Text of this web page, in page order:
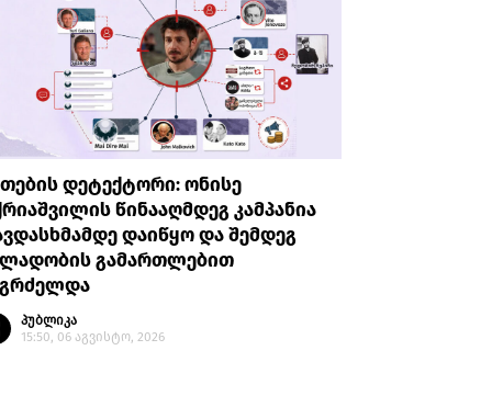
დეტექტორი: ონისე
წინააღმდეგ კამპანია
დაიწყო და შემდეგ
გამართლებით
პუბლიკა
15:50, 06 აგვისტო, 2026